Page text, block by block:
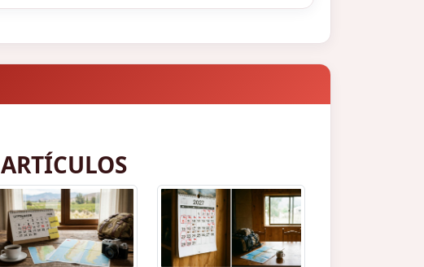
ARTÍCULOS